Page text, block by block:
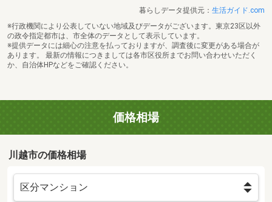
暮らしデータ提供元： 生活ガイド.com
※行政機関により公表していない地域及びデータがございます。東京23区以外
の政令指定都市は、市全体のデータとして表示しています。
※提供データには細心の注意を払っておりますが、調査後に変更がある場合が
あります。 最新の情報につきましては各市区役所までお問い合わせいただく
か、自治体HPなどをご確認ください。
価格相場
川越市の価格相場